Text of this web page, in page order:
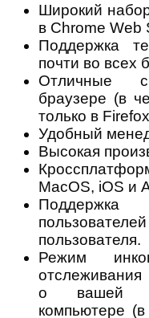
Широкий
в Chrome Web
Поддержка
почти во всех
Отличные
браузере (в
только в
Удобный
Высокая
MacOS, iOS и
пользователя.
Режим
о вашей
компьютере